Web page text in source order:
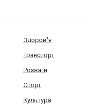
Здоров'я
Транспорт
Розваги
Спорт
Культура